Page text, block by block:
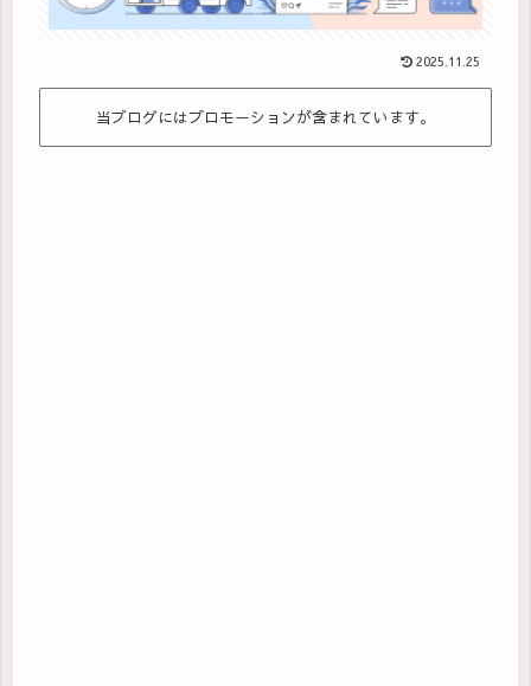
2025.11.25
当ブログにはプロモーションが含まれています。